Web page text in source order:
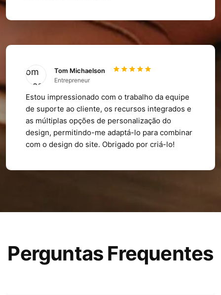
Tom Michaelson
Entrepreneur
Estou impressionado com o trabalho da equipe
de suporte ao cliente, os recursos integrados e
as múltiplas opções de personalização do
design, permitindo-me adaptá-lo para combinar
com o design do site. Obrigado por criá-lo!
Perguntas Frequentes